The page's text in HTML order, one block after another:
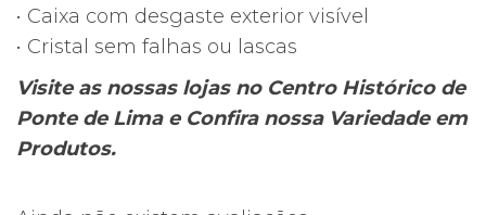
• Caixa com desgaste exterior visível
• Cristal sem falhas ou lascas
Visite as nossas lojas no Centro Histórico de
Ponte de Lima e Confira nossa Variedade em
Produtos.